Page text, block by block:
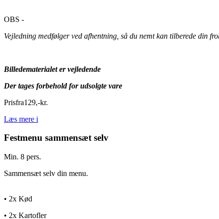
OBS -
Vejledning medfølger ved afhentning, så du nemt kan tilberede din
Billedematerialet er vejledende
Der tages forbehold for udsolgte vare
Prisfra129,-kr.
Læs mere i
Festmenu sammensæt selv
Min. 8 pers.
Sammensæt selv din menu.
• 2x Kød
• 2x Kartofler